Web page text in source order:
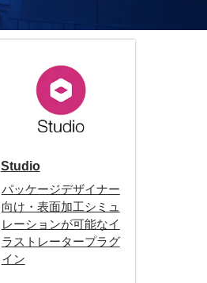
Studio
パッケージデザイナー
向け・表面加工シミュ
レーションが可能なイ
ラストレータープラグ
イン